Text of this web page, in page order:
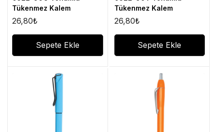
Tükenmez Kalem
26,80₺
Sepete Ekle
Tükenmez Kalem
26,80₺
Sepete Ekle